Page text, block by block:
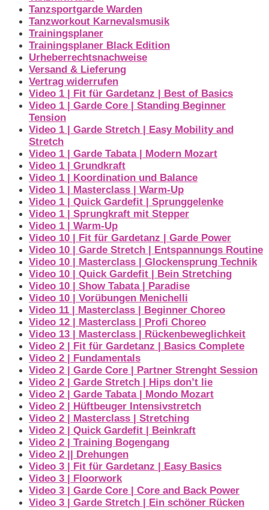
Tanzsportgarde Warden
Tanzworkout Karnevalsmusik
Trainingsplaner
Trainingsplaner Black Edition
Urheberrechtsnachweise
Versand & Lieferung
Vertrag widerrufen
Video 1 | Fit für Gardetanz | Best of Basics
Video 1 | Garde Core | Standing Beginner
Tension
Video 1 | Garde Stretch | Easy Mobility and
Stretch
Video 1 | Garde Tabata | Modern Mozart
Video 1 | Grundkraft
Video 1 | Koordination und Balance
Video 1 | Masterclass | Warm-Up
Video 1 | Quick Gardefit | Sprunggelenke
Video 1 | Sprungkraft mit Stepper
Video 1 | Warm-Up
Video 10 | Fit für Gardetanz | Garde Power
Video 10 | Garde Stretch | Entspannungs Routine
Video 10 | Masterclass | Glockensprung Technik
Video 10 | Quick Gardefit | Bein Stretching
Video 10 | Show Tabata | Paradise
Video 10 | Vorübungen Menichelli
Video 11 | Masterclass | Beginner Choreo
Video 12 | Masterclass | Profi Choreo
Video 13 | Masterclass | Rückenbeweglichkeit
Video 2 | Fit für Gardetanz | Basics Complete
Video 2 | Fundamentals
Video 2 | Garde Core | Partner Strenght Session
Video 2 | Garde Stretch | Hips don’t lie
Video 2 | Garde Tabata | Mondo Mozart
Video 2 | Hüftbeuger Intensivstretch
Video 2 | Masterclass | Stretching
Video 2 | Quick Gardefit | Beinkraft
Video 2 | Training Bogengang
Video 2 || Drehungen
Video 3 | Fit für Gardetanz | Easy Basics
Video 3 | Floorwork
Video 3 | Garde Core | Core and Back Power
Video 3 | Garde Stretch | Ein schöner Rücken